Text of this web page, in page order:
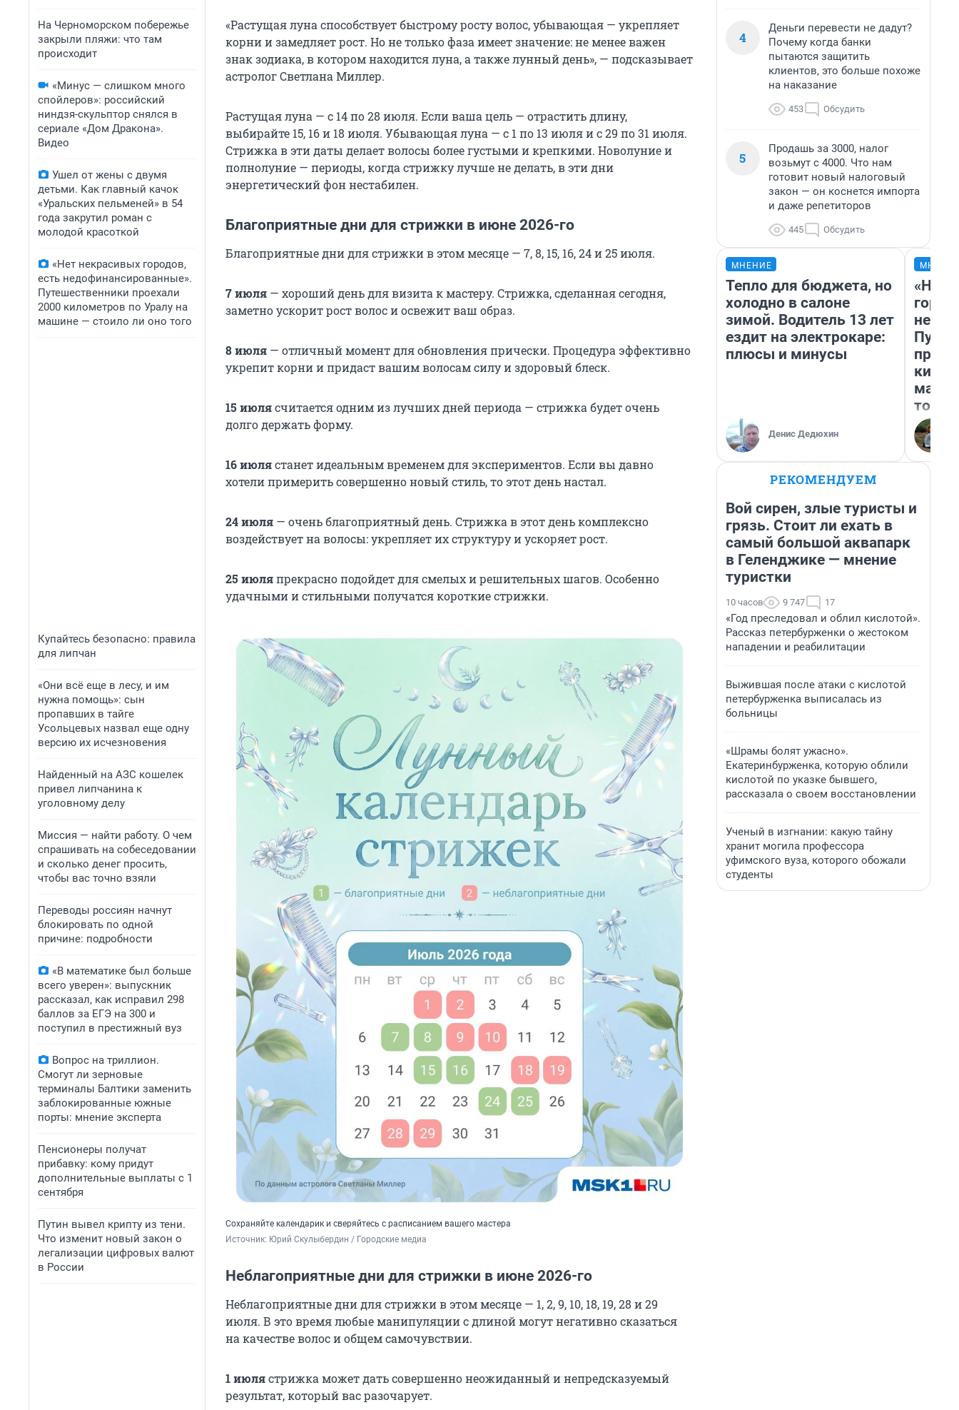
На Черноморском побережье
закрыли пляжи: что там
происходит
«Минус — слишком много
спойлеров»: российский
ниндзя-скульптор снялся в
сериале «Дом Дракона».
Видео
Ушел от жены с двумя
детьми. Как главный качок
«Уральских пельменей» в 54
года закрутил роман с
молодой красоткой
«Нет некрасивых городов,
есть недофинансированные».
Путешественники проехали
2000 километров по Уралу на
машине — стоило ли оно того
Купайтесь безопасно: правила
для липчан
«Они всё еще в лесу, и им
нужна помощь»: сын
пропавших в тайге
Усольцевых назвал еще одну
версию их исчезновения
Найденный на АЗС кошелек
привел липчанина к
уголовному делу
Миссия — найти работу. О чем
спрашивать на собеседовании
и сколько денег просить,
чтобы вас точно взяли
Переводы россиян начнут
блокировать по одной
причине: подробности
«В математике был больше
всего уверен»: выпускник
рассказал, как исправил 298
баллов за ЕГЭ на 300 и
поступил в престижный вуз
Вопрос на триллион.
Смогут ли зерновые
терминалы Балтики заменить
заблокированные южные
порты: мнение эксперта
Пенсионеры получат
прибавку: кому придут
дополнительные выплаты с 1
сентября
Путин вывел крипту из тени.
Что изменит новый закон о
легализации цифровых валют
в России
«Растущая луна способствует быстрому росту волос, убывающая — укрепляет
корни и замедляет рост. Но не только фаза имеет значение: не менее важен
знак зодиака, в котором находится луна, а также лунный день», — подсказывает
астролог Светлана Миллер.
Растущая луна — с 14 по 28 июля. Если ваша цель — отрастить длину,
выбирайте 15, 16 и 18 июля. Убывающая луна — с 1 по 13 июля и с 29 по 31 июля.
Стрижка в эти даты делает волосы более густыми и крепкими. Новолуние и
полнолуние — периоды, когда стрижку лучше не делать, в эти дни
энергетический фон нестабилен.
Благоприятные дни для стрижки в июне 2026-го
Благоприятные дни для стрижки в этом месяце — 7, 8, 15, 16, 24 и 25 июля.
7 июля — хороший день для визита к мастеру. Стрижка, сделанная сегодня,
заметно ускорит рост волос и освежит ваш образ.
8 июля — отличный момент для обновления прически. Процедура эффективно
укрепит корни и придаст вашим волосам силу и здоровый блеск.
15 июлясчитается одним из лучших дней периода — стрижка будет очень
долго держать форму.
16 июлястанет идеальным временем для экспериментов. Если вы давно
хотели примерить совершенно новый стиль, то этот день настал.
24 июля — очень благоприятный день. Стрижка в этот день комплексно
воздействует на волосы: укрепляет их структуру и ускоряет рост.
25 июляпрекрасно подойдет для смелых и решительных шагов. Особенно
удачными и стильными получатся короткие стрижки.
Сохраняйте календарик и сверяйтесь с расписанием вашего мастера
Источник: Юрий Скулыбердин / Городские медиа
Неблагоприятные дни для стрижки в июне 2026-го
Неблагоприятные дни для стрижки в этом месяце — 1, 2, 9, 10, 18, 19, 28 и 29
июля. В это время любые манипуляции с длиной могут негативно сказаться
на качестве волос и общем самочувствии.
1 июлястрижка может дать совершенно неожиданный и непредсказуемый
результат, который вас разочарует.
4
Деньги перевести не дадут?
Почему когда банки
пытаются защитить
клиентов, это больше похоже
на наказание
453 Обсудить
5
Продашь за 3000, налог
возьмут с 4000. Что нам
готовит новый налоговый
закон — он коснется импорта
и даже репетиторов
445 Обсудить
МНЕНИЕ
Тепло для бюджета, но
холодно в салоне
зимой. Водитель 13 лет
ездит на электрокаре:
плюсы и минусы
Денис Дедюхин
«Нет
того
РЕКОМЕНДУЕМ
Вой сирен, злые туристы и
грязь. Стоит ли ехать в
самый большой аквапарк
в Геленджике — мнение
туристки
10 часов 9 747 17
«Год преследовал и облил кислотой».
Рассказ петербурженки о жестоком
нападении и реабилитации
Выжившая после атаки с кислотой
петербурженка выписалась из
больницы
«Шрамы болят ужасно».
Екатеринбурженка, которую облили
кислотой по указке бывшего,
рассказала о своем восстановлении
Ученый в изгнании: какую тайну
хранит могила профессора
уфимского вуза, которого обожали
студенты